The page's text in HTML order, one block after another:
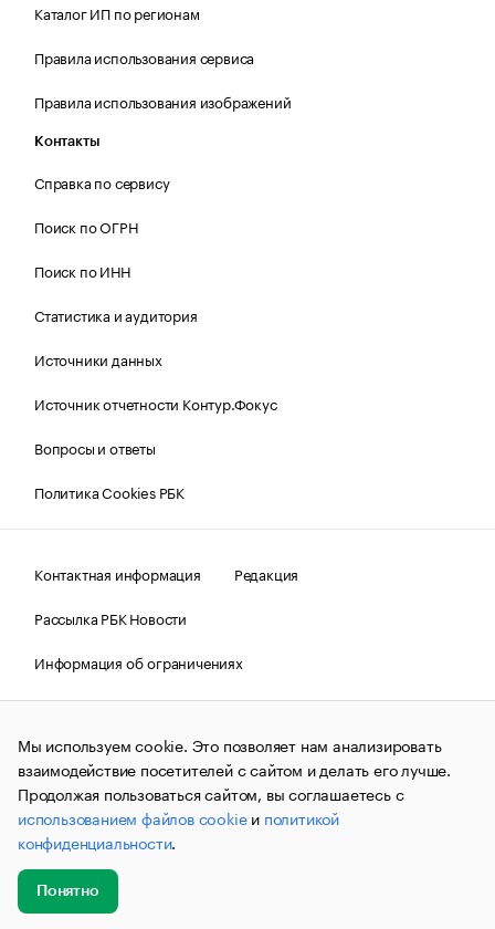
Каталог ИП по регионам
Правила использования сервиса
Правила использования изображений
Контакты
Справка по сервису
Поиск по ОГРН
Поиск по ИНН
Статистика и аудитория
Источники данных
Источник отчетности Контур.Фокус
Вопросы и ответы
Политика Cookies РБК
Контактная информация
Редакция
Рассылка РБК Новости
Информация об ограничениях
Правовая информация
О соблюдении авторских прав
© АО «РОСБИЗНЕСКОНСАЛТИНГ»,1995–2026.Сообщения
и материалы информационного агентства «РБК»
(зарегистрировано Федеральной службой по надзору в сфере
связи, информационных технологий и массовых
коммуникаций (Роскомнадзор) 09.12.2015 за номером ИА
№ФС77-63848) сопровождаются пометкой «РБК». Отдельные
публикации могут содержать информацию,
не предназначенную для пользователей
до 18 лет.
Мы используем cookie. Это позволяет нам анализировать
взаимодействие посетителей с сайтом и делать его лучше.
Продолжая пользоваться сайтом, вы соглашаетесь с
использованием файлов cookieи политикой
конфиденциальности.
Понятно